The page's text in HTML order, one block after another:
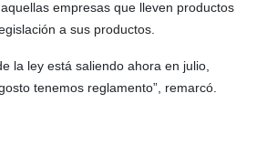
empresas que lleven productos
a sus productos.
la ley está saliendo ahora en julio,
tenemos reglamento”, remarcó.